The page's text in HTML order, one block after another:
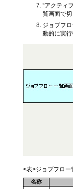
“アクティ
覧画面で切
ジョブフ
動的に実行
<表>ジョブフロ
名称